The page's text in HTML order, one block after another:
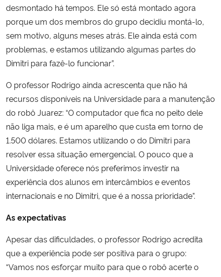
desmontado há tempos. Ele só está montado agora
porque um dos membros do grupo decidiu montá-lo,
sem motivo, alguns meses atrás. Ele ainda está com
problemas, e estamos utilizando algumas partes do
Dimitri para fazê-lo funcionar”.
O professor Rodrigo ainda acrescenta que não há
recursos disponíveis na Universidade para a manutenção
do robô Juarez: “O computador que fica no peito dele
não liga mais, e é um aparelho que custa em torno de
1.500 dólares. Estamos utilizando o do Dimitri para
resolver essa situação emergencial. O pouco que a
Universidade oferece nós preferimos investir na
experiência dos alunos em intercâmbios e eventos
internacionais e no Dimitri, que é a nossa prioridade”.
As expectativas
Apesar das dificuldades, o professor Rodrigo acredita
que a experiência pode ser positiva para o grupo:
“Vamos nos esforçar muito para que o robô acerte o